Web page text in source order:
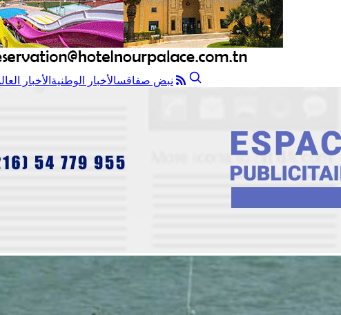
نبض صفاقسالأخبار الوطنية الأخبار